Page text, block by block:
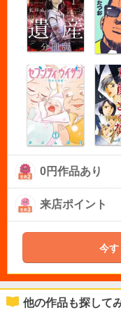
0円作品あり
来店ポイント
今す
他の作品も探して